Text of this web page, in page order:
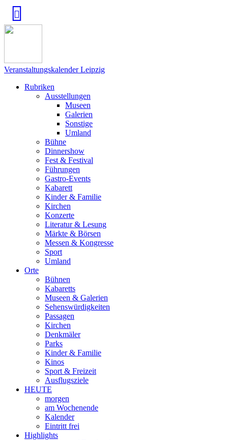
Veranstaltungskalender Leipzig
Rubriken
Ausstellungen
Museen
Galerien
Sonstige
Umland
Bühne
Dinnershow
Fest & Festival
Führungen
Gastro-Events
Kabarett
Kinder & Familie
Kirchen
Konzerte
Literatur & Lesung
Märkte & Börsen
Messen & Kongresse
Sport
Umland
Orte
Bühnen
Kabaretts
Museen & Galerien
Sehenswürdigkeiten
Passagen
Kirchen
Denkmäler
Parks
Kinder & Familie
Kinos
Sport & Freizeit
Ausflugsziele
HEUTE
morgen
am Wochenende
Kalender
Eintritt frei
Highlights